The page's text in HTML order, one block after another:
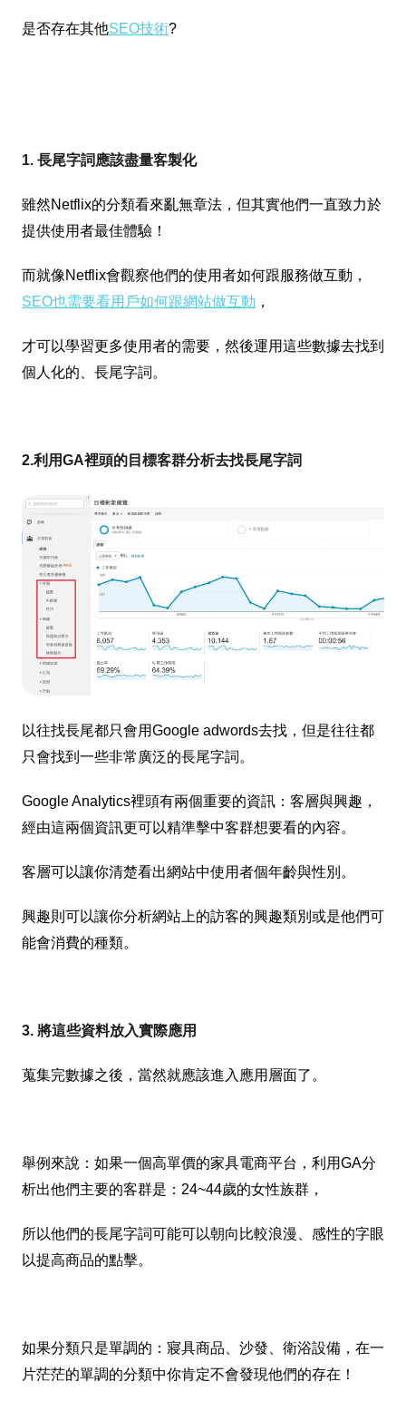
是否存在其他SEO技術?
1. 長尾字詞應該盡量客製化
雖然Netflix的分類看來亂無章法，但其實他們一直致力於
提供使用者最佳體驗！
而就像Netflix會觀察他們的使用者如何跟服務做互動，
SEO也需要看用戶如何跟網站做互動 ，
才可以學習更多使用者的需要，然後運用這些數據去找到
個人化的、長尾字詞。
2.利用GA裡頭的目標客群分析去找長尾字詞
以往找長尾都只會用Google adwords去找，但是往往都
只會找到一些非常廣泛的長尾字詞。
Google Analytics裡頭有兩個重要的資訊：客層與興趣，
經由這兩個資訊更可以精準擊中客群想要看的內容。
客層可以讓你清楚看出網站中使用者個年齡與性別。
興趣則可以讓你分析網站上的訪客的興趣類別或是他們可
能會消費的種類。
3. 將這些資料放入實際應用
蒐集完數據之後，當然就應該進入應用層面了。
舉例來說：如果一個高單價的家具電商平台，利用GA分
析出他們主要的客群是：24~44歲的女性族群，
所以他們的長尾字詞可能可以朝向比較浪漫、感性的字眼
以提高商品的點擊。
如果分類只是單調的： 寢具商品、 沙發、 衛浴設備， 在一
片茫茫的單調的分類中你肯定不會發現他們的存在！